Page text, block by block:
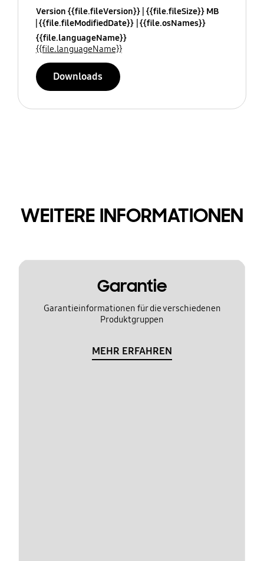
Version {{file.fileVersion}} {{file.fileSize}} MB
{{file.fileModifiedDate}} {{file.osNames}}
{{file.languageName}}
{{file.languageName}}
Downloads
WEITERE INFORMATIONEN
Garantie
Garantieinformationen für die verschiedenen
Produktgruppen
MEHR ERFAHREN